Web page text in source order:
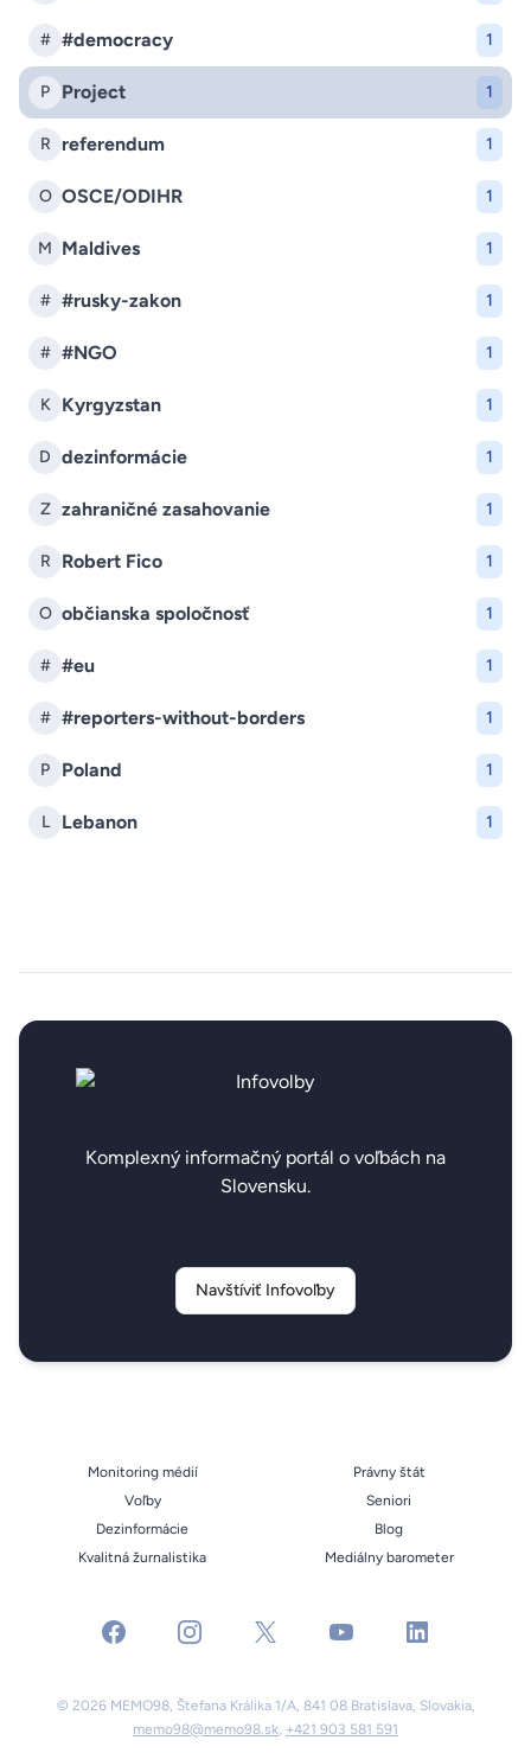
# #democracy 1
P Project 1
R referendum 1
O OSCE/ODIHR 1
M Maldives 1
# #rusky-zakon 1
# #NGO 1
K Kyrgyzstan 1
D dezinformácie 1
Z zahraničné zasahovanie 1
R Robert Fico 1
O občianska spoločnosť 1
# #eu 1
# #reporters-without-borders 1
P Poland 1
L Lebanon 1
Komplexný informačný portál o voľbách na
Slovensku.
Navštíviť Infovoľby
Monitoring médií
Voľby
Dezinformácie
Kvalitná žurnalistika
Právny štát
Seniori
Blog
Mediálny barometer
facebook instagramx youtube linkedin
© 2026 MEMO98, Štefana Králika 1/A, 841 08 Bratislava, Slovakia,
memo98@memo98.sk, +421 903 581 591